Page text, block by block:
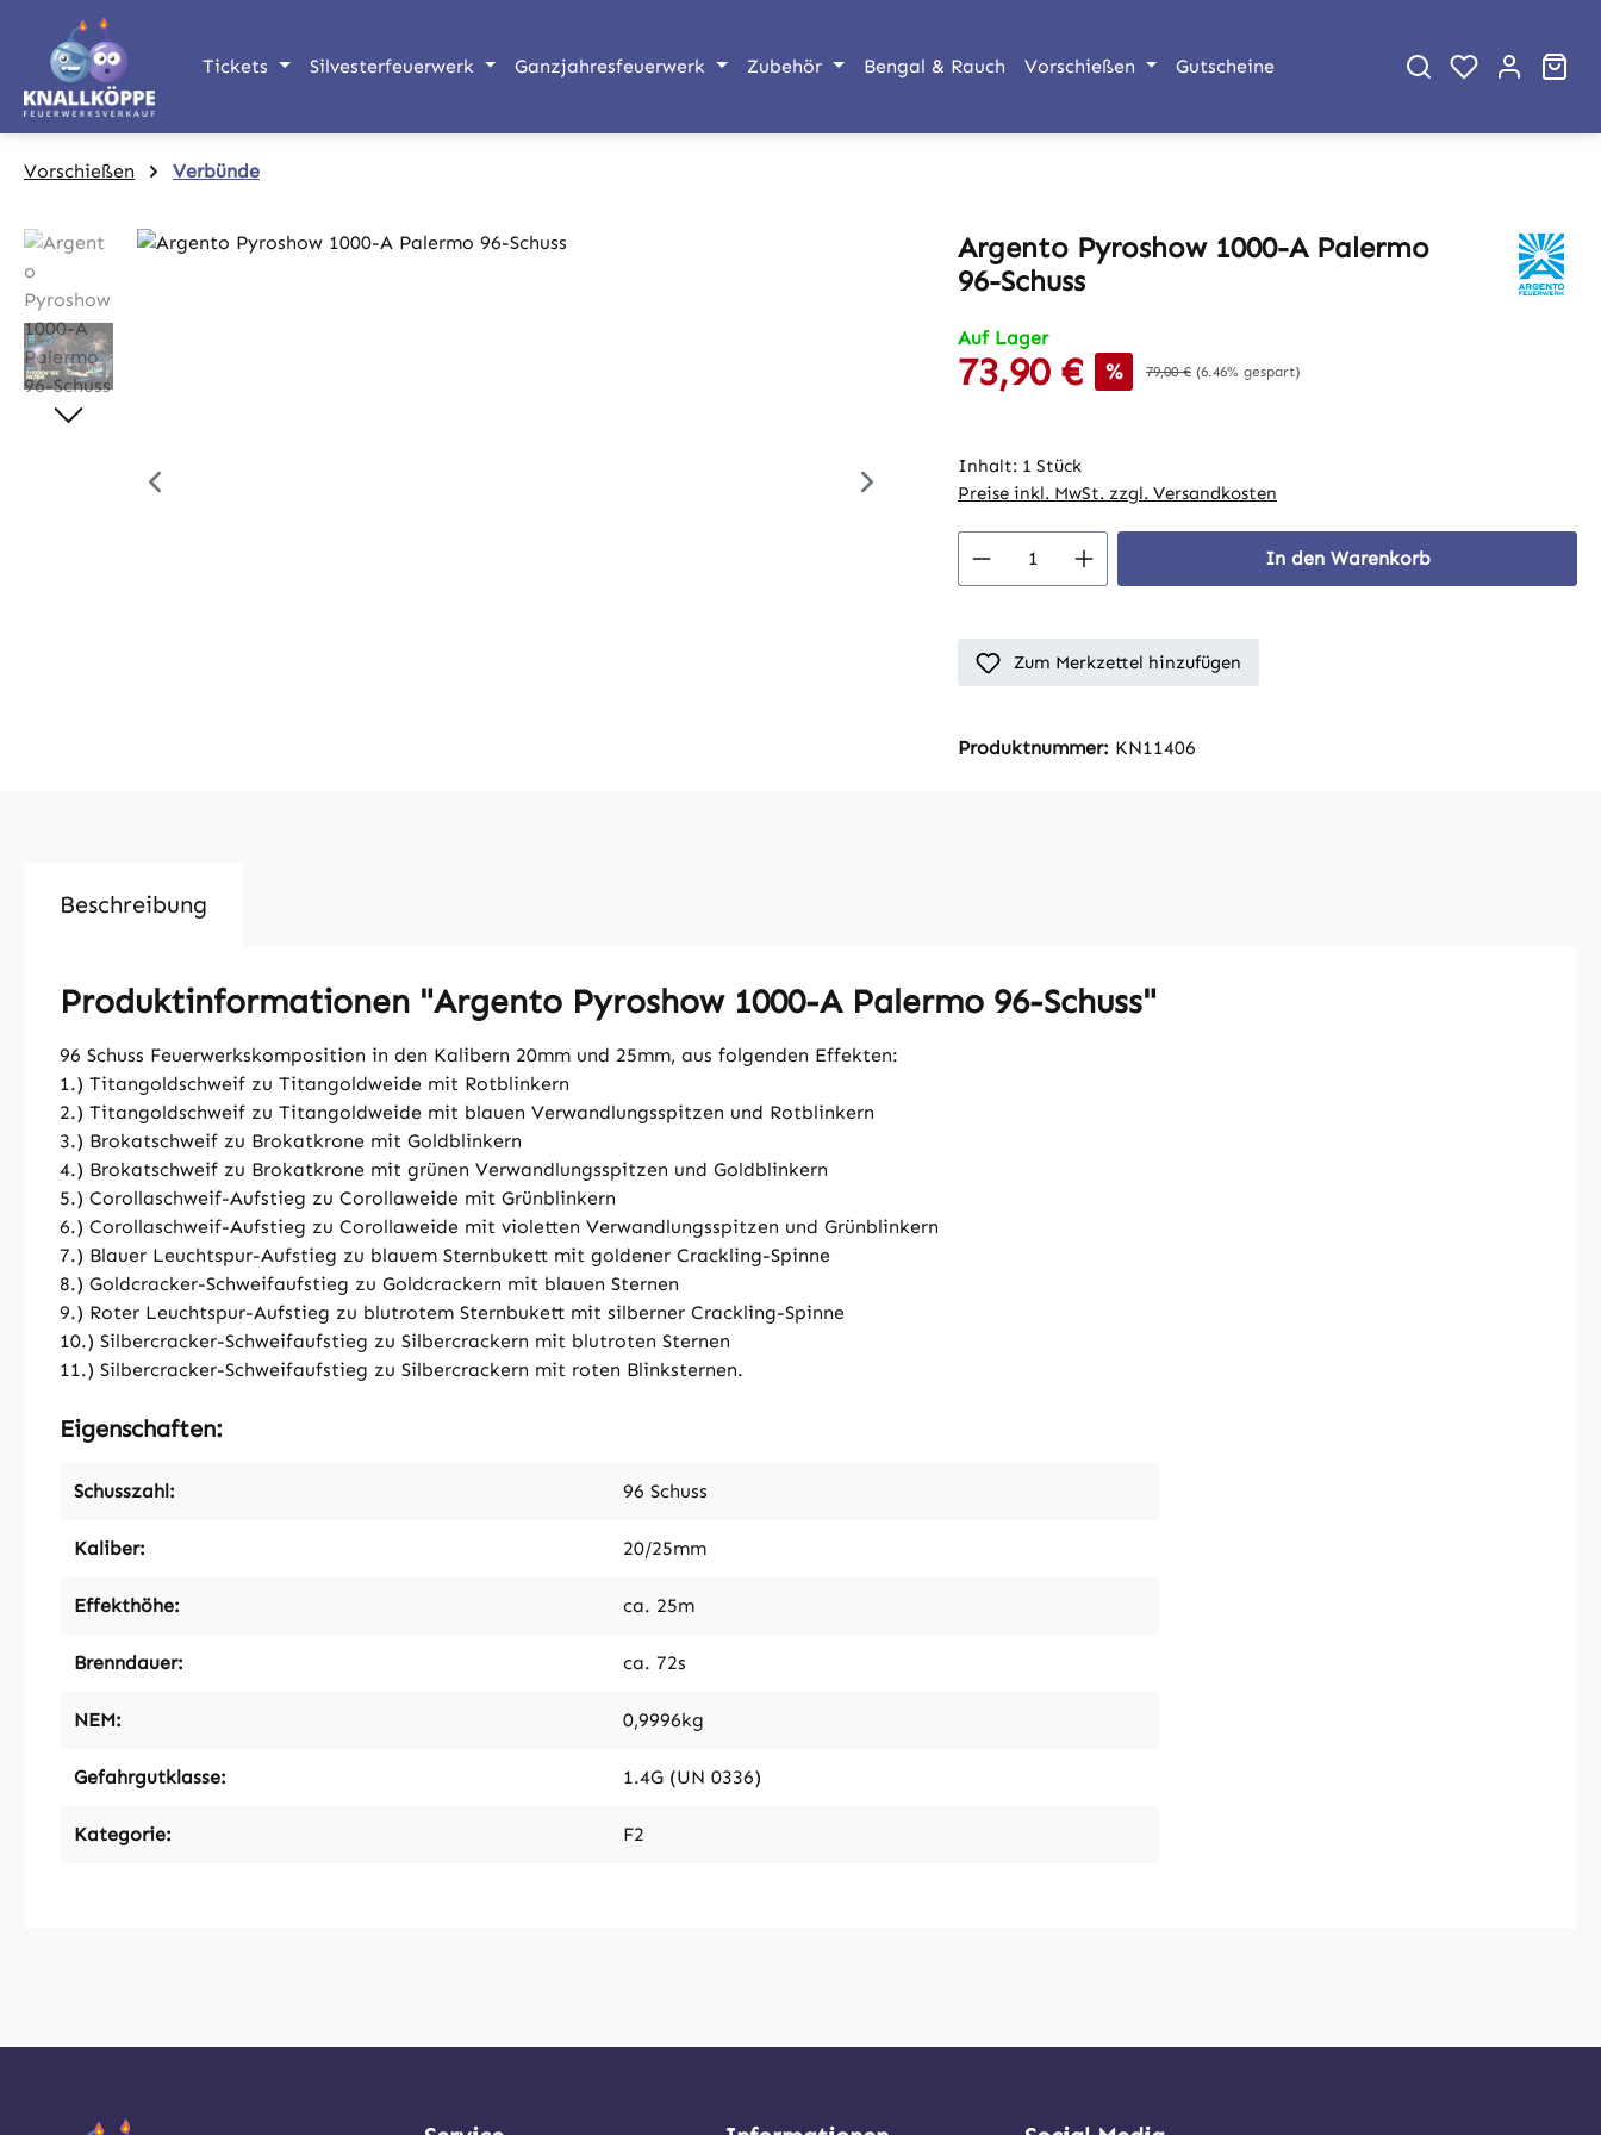
Hauptinhalt springen
Zur Suche springen
Zur Hauptnavigation springen
Tickets
Silvesterfeuerwerk Ganzjahresfeuerwerk Zubehör Bengal & Rauch Vorschießen Gutscheine
Vorschießen Verbünde
Bildergalerie überspringen
Argento Pyroshow 1000-A Palermo
96-Schuss
Auf Lager
Verkaufspreis:
73,90 € % Regulärer Preis:
79,00 € (6.46% gespart)
Inhalt: 1 Stück
Preise inkl. MwSt. zzgl. Versandkosten
Produkt Anzahl: Gib den gewünschten Wert
In den Warenkorb
Zum Merkzettel hinzufügen
Produktnummer: KN11406
Beschreibung
Produktinformationen "Argento Pyroshow 1000-A Palermo 96-Schuss"
96 Schuss Feuerwerkskomposition in den Kalibern 20mm und 25mm, aus folgenden Effekten:
1.) Titangoldschweif zu Titangoldweide mit Rotblinkern
2.) Titangoldschweif zu Titangoldweide mit blauen Verwandlungsspitzen und Rotblinkern
3.) Brokatschweif zu Brokatkrone mit Goldblinkern
4.) Brokatschweif zu Brokatkrone mit grünen Verwandlungsspitzen und Goldblinkern
5.) Corollaschweif-Aufstieg zu Corollaweide mit Grünblinkern
6.) Corollaschweif-Aufstieg zu Corollaweide mit violetten Verwandlungsspitzen und Grünblinkern
7.) Blauer Leuchtspur-Aufstieg zu blauem Sternbukett mit goldener Crackling-Spinne
8.) Goldcracker-Schweifaufstieg zu Goldcrackern mit blauen Sternen
9.) Roter Leuchtspur-Aufstieg zu blutrotem Sternbukett mit silberner Crackling-Spinne
10.) Silbercracker-Schweifaufstieg zu Silbercrackern mit blutroten Sternen
11.) Silbercracker-Schweifaufstieg zu Silbercrackern mit roten Blinksternen.
Eigenschaften:
Schusszahl: 96 Schuss
Kaliber: 20/25mm
Effekthöhe: ca. 25m
Brenndauer: ca. 72s
NEM: 0,9996kg
Gefahrgutklasse: 1.4G (UN 0336)
Kategorie: F2